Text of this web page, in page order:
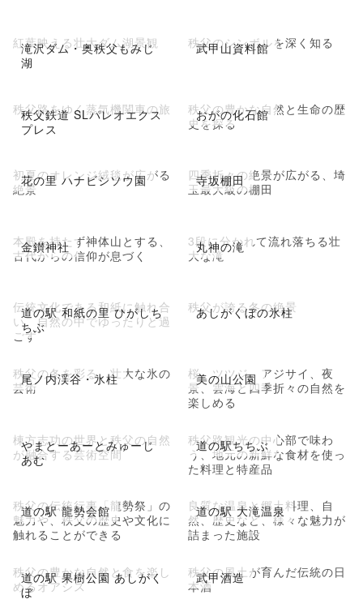
滝沢ダム・奥秩父もみじ
湖
紅葉映える壮大ダム湖景観 武甲山資料館
秩父のシンボルを深く知る
秩父鉄道 SLパレオエクス
プレス
秩父路をゆく蒸気機関車の旅 おがの化石館
秩父の豊かな自然と生命の歴
史を探る
花の里 ハナビシソウ園
初夏のオレンジ絨毯が広がる
絶景
寺坂棚田
四季折々の絶景が広がる、埼
玉最大級の棚田
金鑚神社
本殿を持たず神体山とする、
古代からの信仰が息づく
丸神の滝
3段に分かれて流れ落ちる壮
大な滝
道の駅 和紙の里 ひがしち
ちぶ
伝統文化である和紙に触れ合
い、自然の中でゆったりと過
ごす
あしがくぼの氷柱
秩父が誇る冬の絶景
尾ノ内渓谷・氷柱
秩父の冬を彩る、壮大な氷の
芸術
美の山公園
桜、ツツジ、アジサイ、夜
景、雲海と四季折々の自然を
楽しめる
やまとーあーとみゅーじ
あむ
棟方志功の世界と秩父の自然
が融合する芸術空間
道の駅ちちぶ
秩父路観光の中心部で味わ
う、地元の新鮮な食材を使っ
た料理と特産品
道の駅 龍勢会館
秩父の伝統行事「龍勢祭」の
魅力や、秩父の歴史や文化に
触れることができる
道の駅 大滝温泉
良質な温泉と郷土料理、自
然、歴史など、様々な魅力が
詰まった施設
道の駅 果樹公園 あしがく
ぼ
秩父の豊かな自然と食を楽し
めるオアシス
武甲酒造
秩父の風土が育んだ伝統の日
本酒